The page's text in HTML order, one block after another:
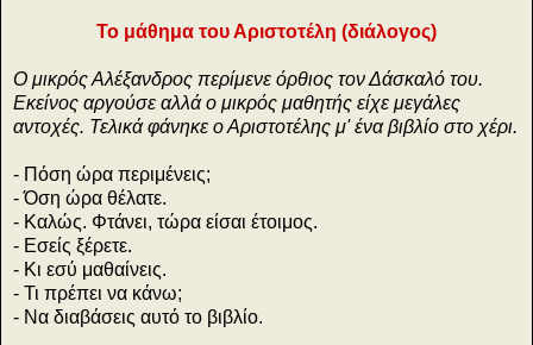
Το μάθημα του Αριστοτέλη (διάλογος)
Ο μικρός Αλέξανδρος περίμενε όρθιος τον Δάσκαλό του.
Εκείνος αργούσε αλλά ο μικρός μαθητής είχε μεγάλες
αντοχές. Τελικά φάνηκε ο Αριστοτέλης μ' ένα βιβλίο στο χέρι.
- Πόση ώρα περιμένεις;
- Όση ώρα θέλατε.
- Καλώς. Φτάνει, τώρα είσαι έτοιμος.
- Εσείς ξέρετε.
- Κι εσύ μαθαίνεις.
- Τι πρέπει να κάνω;
- Να διαβάσεις αυτό το βιβλίο.